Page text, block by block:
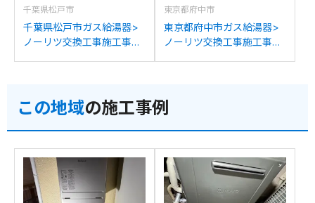
千葉県松戸市
千葉県松戸市ガス給湯器>
ノーリツ交換工事施工事
東京都府中市
東京都府中市ガス給湯器>
ノーリツ交換工事施工事
この地域の施工事例